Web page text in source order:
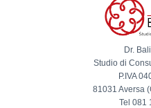
Dr.
Studio di
P.IVA
81031 Aversa
Tel 081